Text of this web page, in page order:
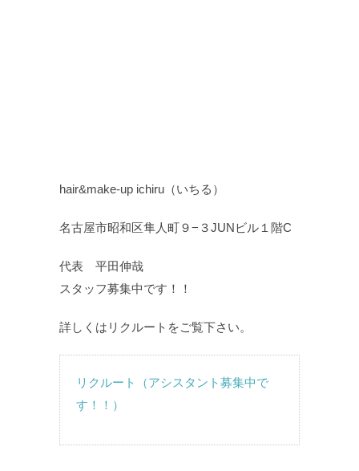
hair&make-up ichiru（いちる）
名古屋市昭和区隼人町９−３JUNビル１階C
代表 平田伸哉
スタッフ募集中です！！
詳しくはリクルートをご覧下さい。
リクルート（アシスタント募集中で
す！！）